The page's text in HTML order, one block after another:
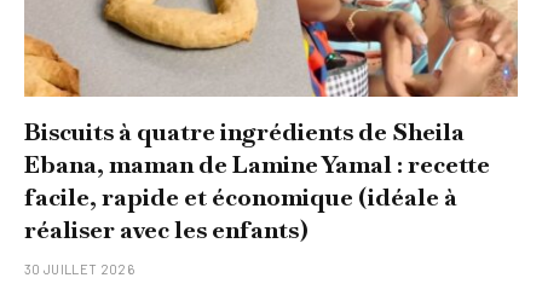
Biscuits à quatre ingrédients de Sheila
Ebana, maman de Lamine Yamal : recette
facile, rapide et économique (idéale à
réaliser avec les enfants)
30 JUILLET 2026